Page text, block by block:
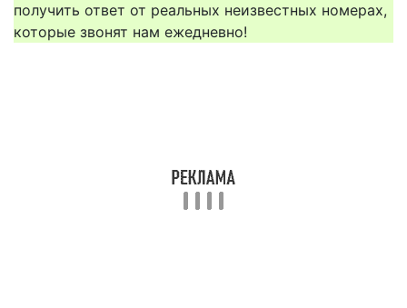
получить ответ от реальных неизвестных номерах,
которые звонят нам ежедневно!